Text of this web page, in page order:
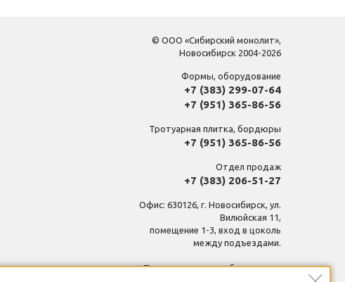
© ООО «Сибирский монолит»,
Новосибирск 2004-2026
Формы, оборудование
+7 (383) 299-07-64
+7 (951) 365-86-56
Тротуарная плитка, бордюры
+7 (951) 365-86-56
Отдел продаж
+7 (383) 206-51-27
Офис: 630126, г. Новосибирск, ул.
Вилюйская 11,
помещение 1-3, вход в цоколь
между подъездами.
Производственная база, склад: